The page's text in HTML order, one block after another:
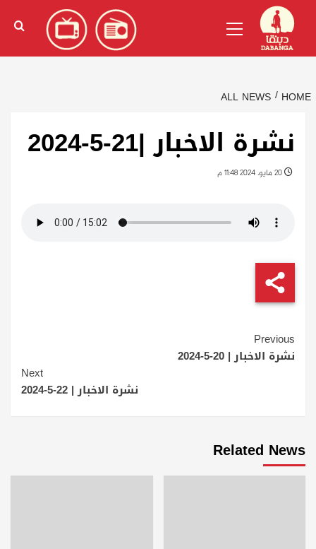
content
الإنجليزية)
Menu
HOME
ALL NEWS
نشرة الاخبار |21-5-2024
Continue
Reading
Previous
نشرة الاخبار | 20-5-2024
Next
نشرة الاخبار | 22-5-2024
Related News